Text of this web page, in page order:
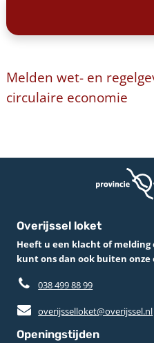
Melden wet- en
circulaire economie
Overijssel loket
Heeft u een klacht of melding
kunt ons dan ook buiten
038 499 88 99
overijsselloket@overijssel.nl
Openingstijden